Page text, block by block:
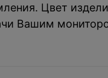
Цвет
Вашим